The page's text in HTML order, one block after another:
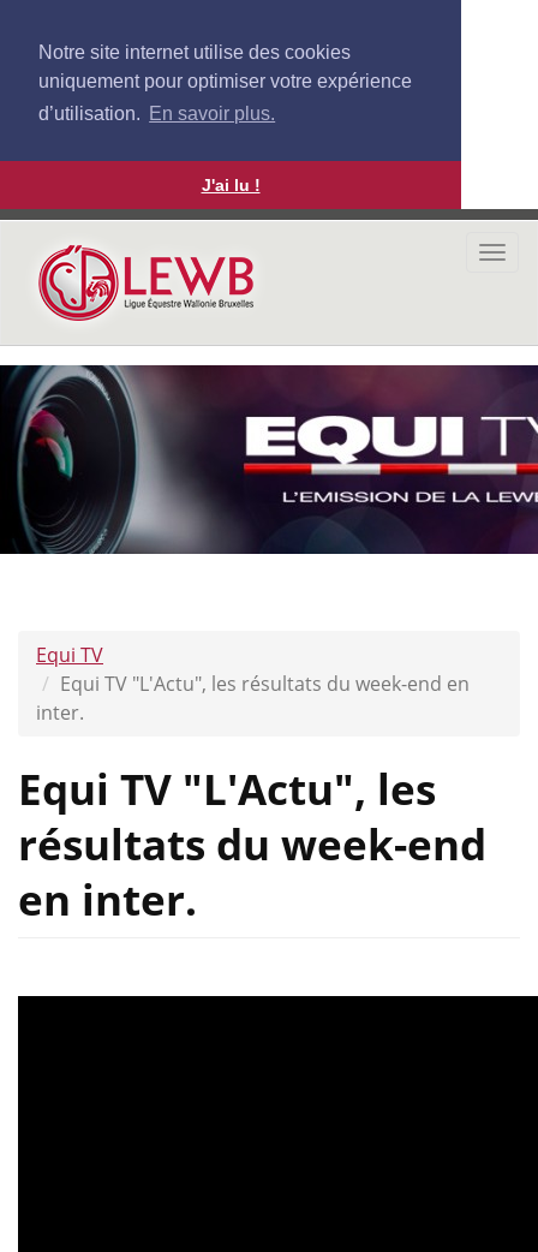
Notre site internet utilise des cookies
uniquement pour optimiser votre expérience
d’utilisation. En savoir plus.
J'ai lu !
Aller
contenu
principal
Equi TV
Equi TV "L'Actu", les résultats du week-end en
inter.
Equi TV "L'Actu", les
résultats du week-end
en inter.